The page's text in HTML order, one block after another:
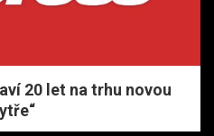
20 let na trhu novou